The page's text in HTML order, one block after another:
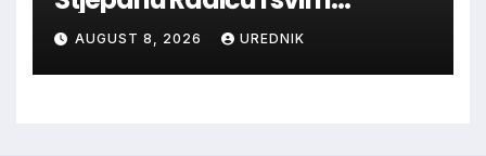
hrvatskim velikanima, a
vječna zahvalnost hrvatskim
braniteljima
AUGUST 8, 2026 UREDNIK